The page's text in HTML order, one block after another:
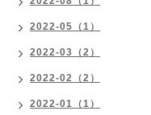
2022-05（1）
2022-03（2）
2022-02（2）
2022-01（1）